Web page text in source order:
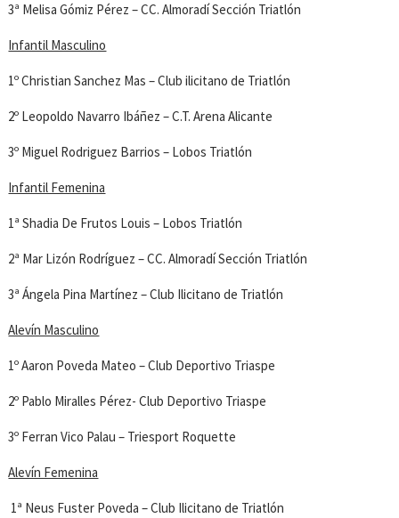
3ª Melisa Gómiz Pérez – CC. Almoradí Sección Triatlón
Infantil Masculino
1º Christian Sanchez Mas – Club ilicitano de Triatlón
2º Leopoldo Navarro Ibáñez – C.T. Arena Alicante
3º Miguel Rodriguez Barrios – Lobos Triatlón
Infantil Femenina
1ª Shadia De Frutos Louis – Lobos Triatlón
2ª Mar Lizón Rodríguez – CC. Almoradí Sección Triatlón
3ª Ángela Pina Martínez – Club Ilicitano de Triatlón
Alevín Masculino
1º Aaron Poveda Mateo – Club Deportivo Triaspe
2º Pablo Miralles Pérez- Club Deportivo Triaspe
3º Ferran Vico Palau – Triesport Roquette
Alevín Femenina
1ª Neus Fuster Poveda – Club Ilicitano de Triatlón